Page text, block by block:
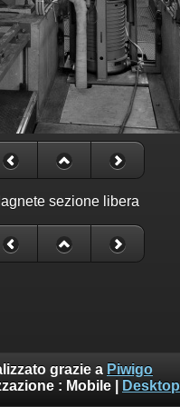
sezione libera
grazie a Piwigo
: Mobile Desktop